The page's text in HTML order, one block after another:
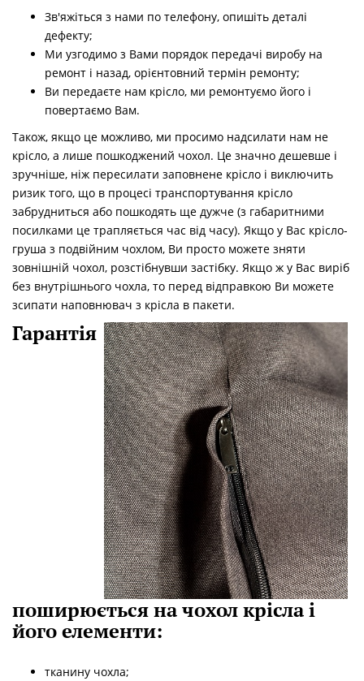
Зв'яжіться з нами по телефону, опишіть деталі
дефекту;
Ми узгодимо з Вами порядок передачі виробу на
ремонт і назад, орієнтовний термін ремонту;
Ви передаєте нам крісло, ми ремонтуємо його і
повертаємо Вам.
Також, якщо це можливо, ми просимо надсилати нам не
крісло, а лише пошкоджений чохол. Це значно дешевше і
зручніше, ніж пересилати заповнене крісло і виключить
ризик того, що в процесі транспортування крісло
забрудниться або пошкодять ще дужче (з габаритними
посилками це трапляється час від часу). Якщо у Вас крісло-
груша з подвійним чохлом, Ви просто можете зняти
зовнішній чохол, розстібнувши застібку. Якщо ж у Вас виріб
без внутрішнього чохла, то перед відправкою Ви можете
зсипати наповнювач з крісла в пакети.
Гарантія
поширюється на чохол крісла і
його елементи:
тканину чохла;